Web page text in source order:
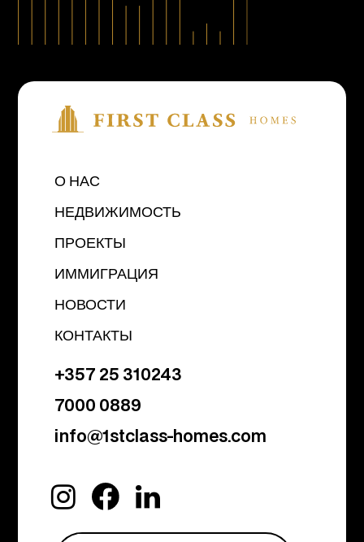
О НАС
НЕДВИЖИМОСТЬ
ПРОЕКТЫ
ИММИГРАЦИЯ
НОВОСТИ
КОНТАКТЫ
+357 25 310243
7000 0889
info@1stclass-homes.com